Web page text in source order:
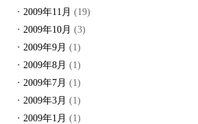
2009年11月 (19)
2009年10月 (3)
2009年9月 (1)
2009年8月 (1)
2009年7月 (1)
2009年3月 (1)
2009年1月 (1)